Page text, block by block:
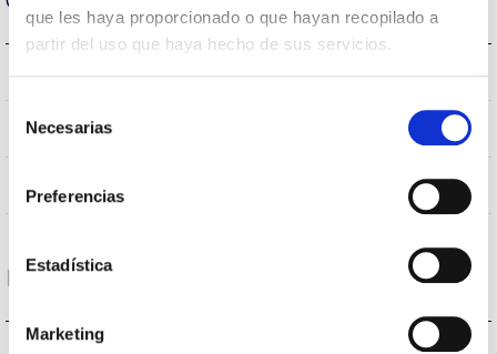
que les haya proporcionado o que hayan recopilado a
partir del uso que haya hecho de sus servicios.
Necesarias
Preferencias
Estadística
Marketing
CRI Colour rendering index >80
Opening angle 35
Housing and Finish
E27